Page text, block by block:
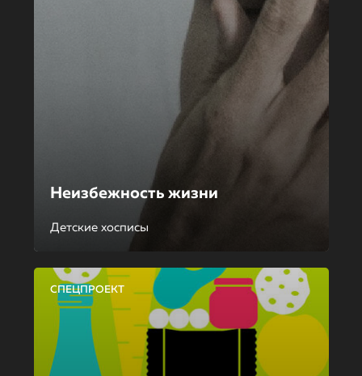
Неизбежность жизни
Детские хосписы
СПЕЦПРОЕКТ